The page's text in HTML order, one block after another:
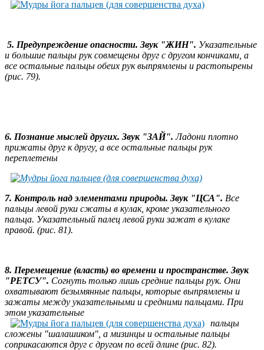
5. Предупреждение опасности. Звук "ЖИН". Указательные
и большие пальцы рук совмещены друг с другом кончиками, а
все остальные пальцы обеих рук выпрямлены и растопырены
(рис. 79).
6. Познание мыслей других. Звук "ЗАЙ".Ладони плотно
прижаты друг к другу, а все остальные пальцы рук
переплетены
7. Контроль над элементами природы. Звук "ЦСА". Все
пальцы левой руки сжаты в кулак, кроме указательного
пальца. Указательный палец левой руки зажат в кулаке
правой. (рис. 81).
8. Перемещение (власть) во времени и пространстве. Звук
"РЕТСУ". Согнуть только лишь средние пальцы рук. Они
охватывают безымянные пальцы, которые выпрямлены и
зажаты между указательными и средними пальцами. При
этом указательные
пальцы
сложены "шалашиком", а мизинцы и остальные пальцы
соприкасаются друг с другом по всей длине (рис. 82).